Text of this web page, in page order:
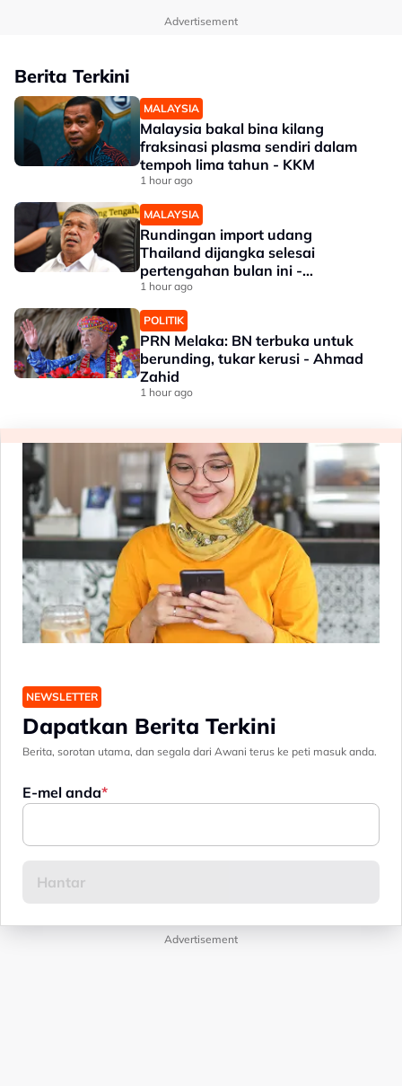
Advertisement
Berita Terkini
MALAYSIA
Malaysia bakal bina kilang
fraksinasi plasma sendiri dalam
tempoh lima tahun - KKM
1 hour ago
MALAYSIA
Rundingan import udang
Thailand dijangka selesai
pertengahan bulan ini -
Mohamad
1 hour ago
POLITIK
PRN Melaka: BN terbuka untuk
berunding, tukar kerusi - Ahmad
Zahid
1 hour ago
NEWSLETTER
Dapatkan Berita Terkini
Berita, sorotan utama, dan segala dari Awani terus ke peti masuk anda.
E-mel anda
Advertisement